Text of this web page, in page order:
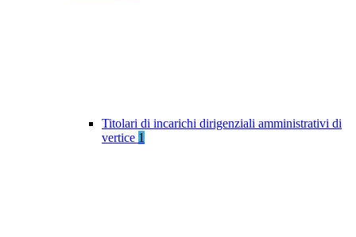
Titolari di incarichi dirigenziali amministrativi di
vertice 1